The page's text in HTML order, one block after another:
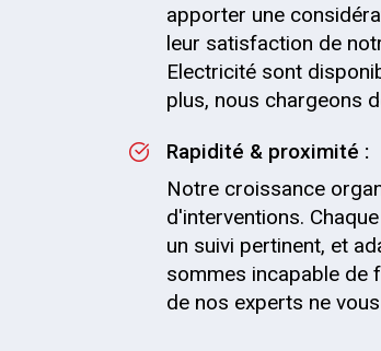
apporter une
leur satisfaction de
Electricité sont
plus, nous chargeons
Rapidité & proximité :
Notre croissance
d'interventions.
un suivi pertinent, et
sommes incapable de
de nos experts ne